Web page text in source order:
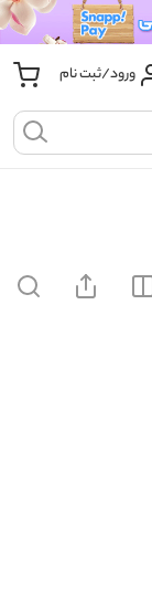
ورود/ثبت نام